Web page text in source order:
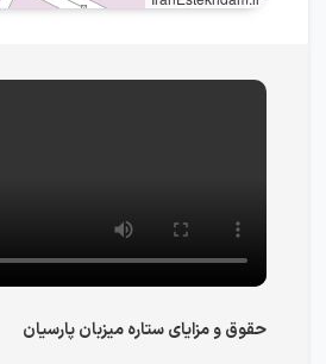
حقوق و مزایای ستاره میزبان پارسیان